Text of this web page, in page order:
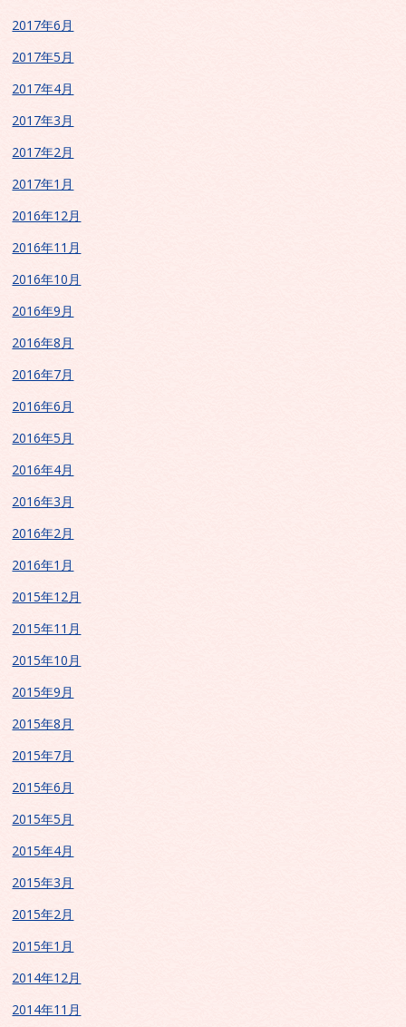
2017年6月
2017年5月
2017年4月
2017年3月
2017年2月
2017年1月
2016年12月
2016年11月
2016年10月
2016年9月
2016年8月
2016年7月
2016年6月
2016年5月
2016年4月
2016年3月
2016年2月
2016年1月
2015年12月
2015年11月
2015年10月
2015年9月
2015年8月
2015年7月
2015年6月
2015年5月
2015年4月
2015年3月
2015年2月
2015年1月
2014年12月
2014年11月